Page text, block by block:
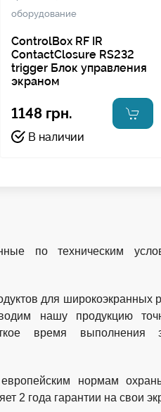
оборудование
ControlBox RF IR
ContactClosure RS232
trigger Блок управления
экраном
1148 грн.
В наличии
по техническим
для
нашу продукцию
время выполнения
европейским нормам
2 года гарантии на свои